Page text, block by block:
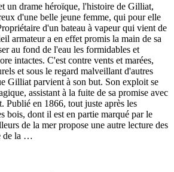
un drame héroïque, l'histoire de Gilliat,
d'une belle jeune femme, qui pour elle
d'un bateau à vapeur qui vient de
armateur a en effet promis la main de sa
au fond de l'eau les formidables et
intactes. C'est contre vents et marées,
et sous le regard malveillant d'autres
Gilliat parvient à son but. Son exploit se
assistant à la fuite de sa promise avec
Publié en 1866, tout juste après les
bois, dont il est en partie marqué par le
de la mer propose une autre lecture des
de la …